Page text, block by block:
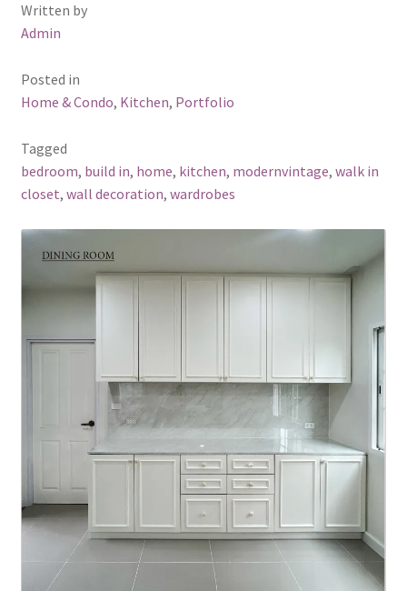
Written by
Admin
Posted in
Home & Condo, Kitchen, Portfolio
Tagged
bedroom, build in, home, kitchen, modernvintage, walk in
closet, wall decoration, wardrobes